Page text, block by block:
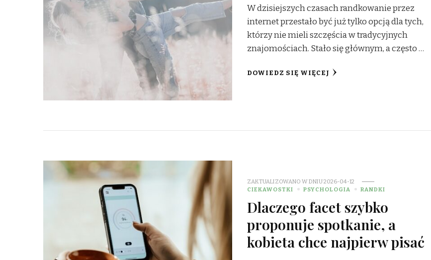
W dzisiejszych czasach randkowanie przez
internet przestało być już tylko opcją dla tych,
którzy nie mieli szczęścia w tradycyjnych
znajomościach. Stało się głównym, a często …
DOWIEDZ SIĘ WIĘCEJ
ZAKTUALIZOWANO W DNIU2026-04-12
CIEKAWOSTKI
PSYCHOLOGIA RANDKI
Dlaczego facet szybko
proponuje spotkanie, a
kobieta chce najpierw pisać